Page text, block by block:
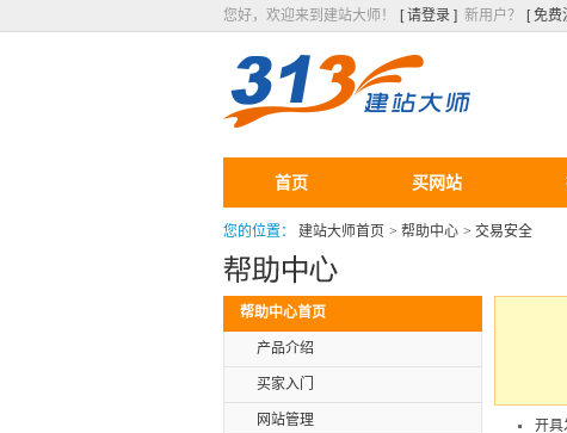
您好，欢迎来到建站大师！ [ 请登录 ] 新用户？ [ 免费
首页 买网站
您的位置： 建站大师首页 > 帮助中心 > 交易安全
开具
帮助中心首页
产品介绍
买家入门
网站管理